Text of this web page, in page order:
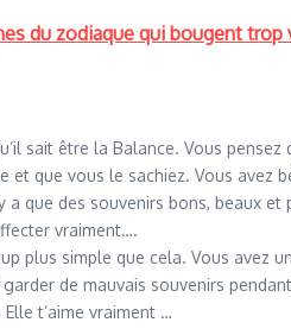
du zodiaque qui bougent trop
sait être la Balance. Vous
et que vous le sachiez. Vous avez
a que des souvenirs bons, beaux
vraiment….
plus simple que cela. Vous avez
de mauvais souvenirs
t’aime vraiment …